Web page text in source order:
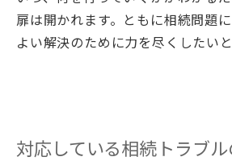
扉は開かれます。ともに相続問題
よい解決のために力を尽くしたいと
対応している相続トラブ